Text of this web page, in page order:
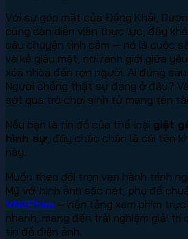
Với sự góp mặt của Đặng Khải,
cùng dàn diễn viên thực lực, đây
câu chuyện tình cảm — nó là cuộc
và kẻ giấu mặt, nơi ranh giới giữa
xóa nhòa đến rợn người. Ai đứng
Người chồng thật sự đang ở đâu?
sót qua trò chơi sinh tử mang tên
Nếu bạn là tín đồ của thể loại giật
hình sự , đây chắc chắn là cái tên
này.
Muốn theo dõi trọn vẹn hành trình
Mỹ với hình ảnh sắc nét, phụ đề
VN2Phim — nền tảng xem phim
nhanh, mang đến trải nghiệm giải
tín đồ điện ảnh.